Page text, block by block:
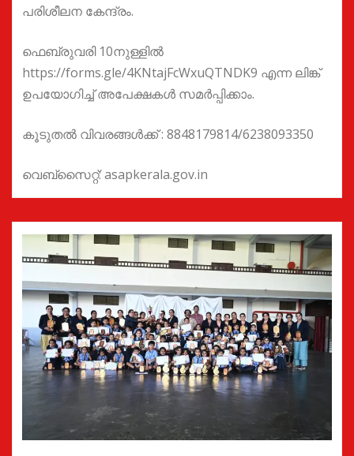
പരിശീലന കേന്ദ്രം.
ഫെബ്രുവരി 10നുള്ളിൽ
https://forms.gle/4KNtajFcWxuQTNDK9 എന്ന ലിങ്ക്
ഉപയോഗിച്ച് അപേക്ഷകൾ സമർപ്പിക്കാം.
കൂടുതൽ വിവരങ്ങൾക്ക് : 8848179814/6238093350
വെബ്സൈറ്റ്: asapkerala.gov.in